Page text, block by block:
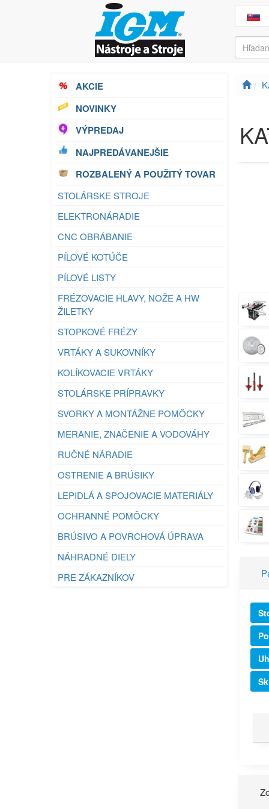
AKCIE
NOVINKY
VÝPREDAJ
NAJPREDÁVANEJŠIE
ROZBALENÝ A POUŽITÝ TOVAR
STOLÁRSKE STROJE
ELEKTRONÁRADIE
CNC OBRÁBANIE
PÍLOVÉ KOTÚČE
PÍLOVÉ LISTY
FRÉZOVACIE HLAVY, NOŽE A HW
ŽILETKY
STOPKOVÉ FRÉZY
VRTÁKY A SUKOVNÍKY
KOLÍKOVACIE VRTÁKY
STOLÁRSKE PRÍPRAVKY
SVORKY A MONTÁŽNE POMÔCKY
MERANIE, ZNAČENIE A VODOVÁHY
RUČNÉ NÁRADIE
OSTRENIE A BRÚSIKY
LEPIDLÁ A SPOJOVACIE MATERIÁLY
OCHRANNÉ POMÔCKY
BRÚSIVO A POVRCHOVÁ ÚPRAVA
NÁHRADNÉ DIELY
PRE ZÁKAZNÍKOV